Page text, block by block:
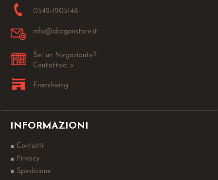
0542-1905146
info@dragonstore.it
Sei un Negoziante?
Contattaci >
Franchising
INFORMAZIONI
Contatti
Privacy
Spedizione